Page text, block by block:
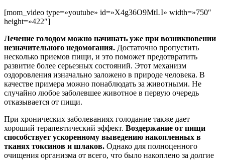
[mom_video type=»youtube» id=»X4g36O9MtLI» width=»750″
height=»422″]
Лечение голодом можно начинать уже при возникновении
незначительного недомогания. Достаточно пропустить
несколько приемов пищи, и это поможет предотвратить
развитие более серьезных состояний. Этот механизм
оздоровления изначально заложено в природе человека. В
качестве примера можно понаблюдать за животными. Не
случайно любое заболевшее животное в первую очередь
отказывается от пищи.
При хронических заболеваниях голодание также дает
хороший терапевтический эффект. Воздержание от пищи
способствует ускоренному выведению накопленных в
тканях токсинов и шлаков. Однако для полноценного
очищения организма от всего, что было накоплено за долгие